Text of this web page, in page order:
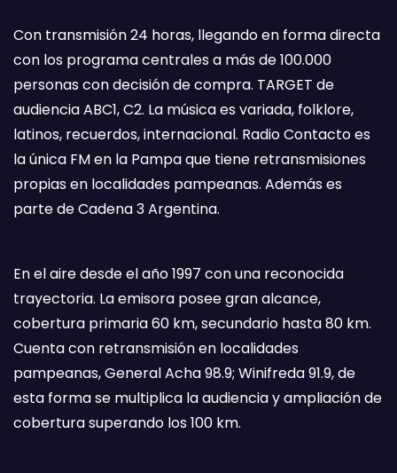
Con transmisión 24 horas, llegando en forma directa
con los programa centrales a más de 100.000
personas con decisión de compra. TARGET de
audiencia ABC1, C2. La música es variada, folklore,
latinos, recuerdos, internacional. Radio Contacto es
la única FM en la Pampa que tiene retransmisiones
propias en localidades pampeanas. Además es
parte de Cadena 3 Argentina.
En el aire desde el año 1997 con una reconocida
trayectoria. La emisora posee gran alcance,
cobertura primaria 60 km, secundario hasta 80 km.
Cuenta con retransmisión en localidades
pampeanas, General Acha 98.9; Winifreda 91.9, de
esta forma se multiplica la audiencia y ampliación de
cobertura superando los 100 km.